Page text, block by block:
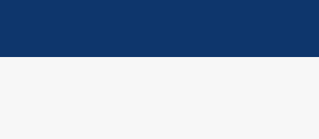
CHI SIAMO